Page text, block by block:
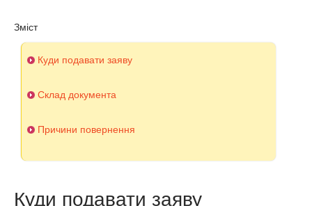
Зміст
Куди подавати заяву
Склад документа
Причини повернення
Куди подавати заяву